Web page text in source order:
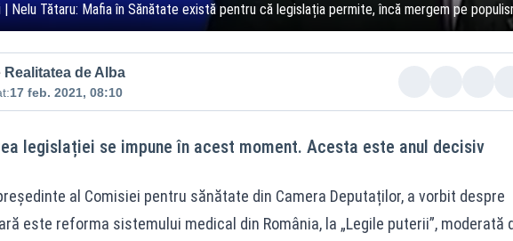
Nelu Tătaru: Mafia în Sănătate există pentru că legislația permite, încă mergem pe
Realitatea de Alba
17 feb. 2021, 08:10
legislației se impune în acest moment. Acesta este anul decisiv
al Comisiei pentru sănătate din Camera Deputaților, a vorbit despre
este reforma sistemului medical din România, la „Legile puterii”, moderată